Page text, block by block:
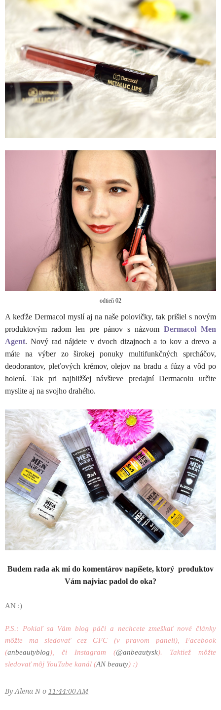
odtieň 02
A keďže Dermacol myslí aj na naše polovičky, tak prišiel s novým
produktovým radom len pre pánov s názvom Dermacol Men
Agent. Nový rad nájdete v dvoch dizajnoch a to kov a drevo a
máte na výber zo širokej ponuky multifunkčných sprcháčov,
deodorantov, pleťových krémov, olejov na bradu a fúzy a vôd po
holení. Tak pri najbližšej návšteve predajní Dermacolu určite
myslite aj na svojho drahého.
Budem rada ak mi do komentárov napíšete, ktorý produktov
Vám najviac padol do oka?
AN :)
P.S.: Pokiaľ sa Vám blog páči a nechcete zmeškať nové články
môžte ma sledovať cez GFC (v pravom paneli), Facebook
(anbeautyblog), či Instagram (@anbeautysk). Taktiež môžte
sledovať môj YouTube kanál (AN beauty) :)
By Alena N o 11:44:00 AM